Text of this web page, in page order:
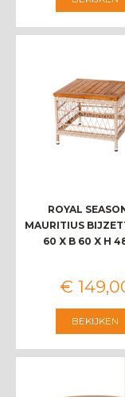
ROYAL
MAURITIUS
60 X B 60 X H
€ 149,
BEKIJKEN